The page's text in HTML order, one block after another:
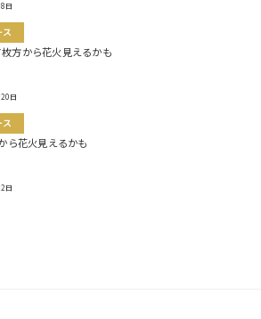
日
ス
方から花火見えるかも
日
ス
ら花火見えるかも
日